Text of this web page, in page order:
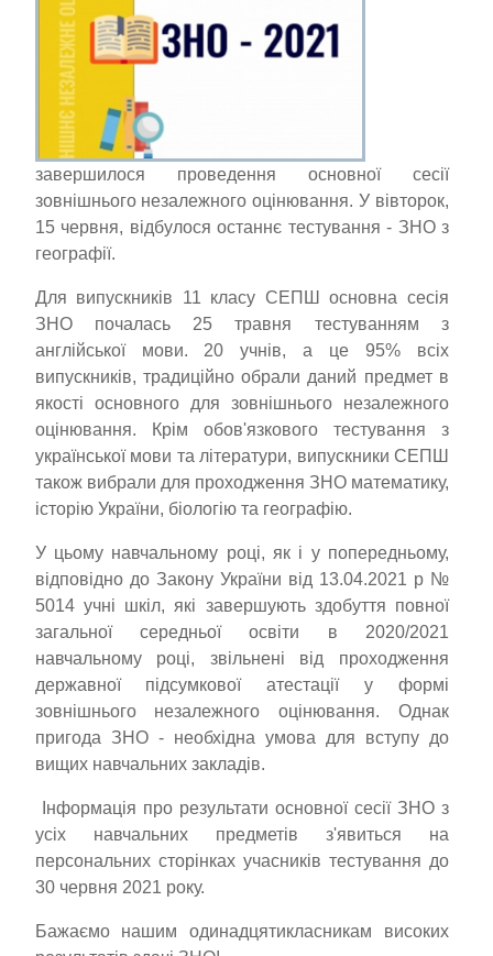
завершилося проведення основної сесії
зовнішнього незалежного оцінювання. У вівторок,
15 червня, відбулося останнє тестування - ЗНО з
географії.
Для випускників 11 класу СЕПШ основна сесія
ЗНО почалась 25 травня тестуванням з
англійської мови. 20 учнів, а це 95% всіх
випускників, традиційно обрали даний предмет в
якості основного для зовнішнього незалежного
оцінювання. Крім обов'язкового тестування з
української мови та літератури, випускники СЕПШ
також вибрали для проходження ЗНО математику,
історію України, біологію та географію.
У цьому навчальному році, як і у попередньому,
відповідно до Закону України від 13.04.2021 р №
5014 учні шкіл, які завершують здобуття повної
загальної середньої освіти в 2020/2021
навчальному році, звільнені від проходження
державної підсумкової атестації у формі
зовнішнього незалежного оцінювання. Однак
пригода ЗНО - необхідна умова для вступу до
вищих навчальних закладів.
Інформація про результати основної сесії ЗНО з
усіх навчальних предметів з'явиться на
персональних сторінках учасників тестування до
30 червня 2021 року.
Бажаємо нашим одинадцятикласникам високих